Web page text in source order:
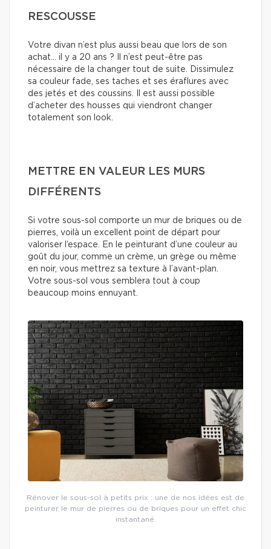
RESCOUSSE
Votre divan n’est plus aussi beau que lors de son
achat… il y a 20 ans ? Il n’est peut-être pas
nécessaire de la changer tout de suite. Dissimulez
sa couleur fade, ses taches et ses éraflures avec
des jetés et des coussins. Il est aussi possible
d’acheter des housses qui viendront changer
totalement son look.
METTRE EN VALEUR LES MURS
DIFFÉRENTS
Si votre sous-sol comporte un mur de briques ou de
pierres, voilà un excellent point de départ pour
valoriser l’espace. En le peinturant d’une couleur au
goût du jour, comme un crème, un grège ou même
en noir, vous mettrez sa texture à l’avant-plan.
Votre sous-sol vous semblera tout à coup
beaucoup moins ennuyant.
Rénover le sous-sol à petits prix : une de nos idées est de
peinturer le mur de pierres ou de briques pour un effet chic
instantané.